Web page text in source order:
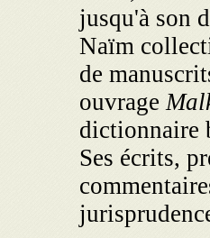
jusqu'à son
Naïm
de
ouvrage
dictionnaire
Ses écrits,